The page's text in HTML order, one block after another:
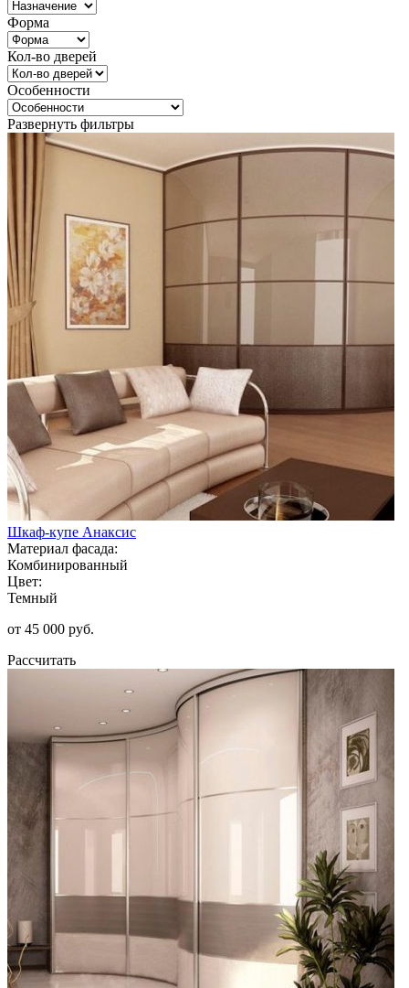
Форма
Кол-во дверей
Особенности
Развернуть фильтры
Шкаф-купе Анаксис
Материал фасада:
Комбинированный
Цвет:
Темный
от 45 000 руб.
Рассчитать